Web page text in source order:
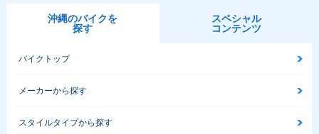
沖縄のバイクを
探す
スペシャル
コンテンツ
バイクトップ
メーカーから探す
スタイルタイプから探す